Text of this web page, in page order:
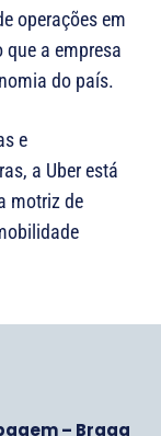
operações em
a empresa
do país.
e
a Uber está
motriz de
– Braga